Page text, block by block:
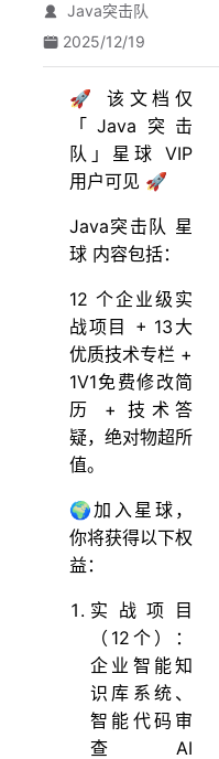
Java突击队
2025/12/19
🚀 该文档仅
「Java突击
队」星球 VIP
用户可见 🚀
Java突击队 星
球 内容包括：
12 个企业级实
战项目 + 13大
优质技术专栏 +
1V1免费修改简
历 + 技术答
疑，绝对物超所
值。
🌍加入星球，
你将获得以下权
益：
实战项目
（12个）：
企业智能知
识库系统、
智能代码审
查AI